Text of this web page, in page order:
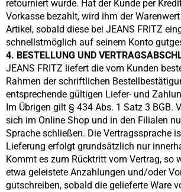
retourniert wurde. Hat der Kunde per
Vorkasse bezahlt, wird ihm der
Artikel, sobald diese bei JEANS FRITZ
schnellstmöglich auf seinem Konto
4. BESTELLUNG UND
JEANS FRITZ liefert die vom Kunden
Rahmen der schriftlichen
entsprechende gültigen Liefer- und
Im Übrigen gilt § 434 Abs. 1 Satz 3 BGB.
sich im Online Shop und in den Filialen
Sprache schließen. Die Vertragssprache
Lieferung erfolgt grundsätzlich nur
Kommt es zum Rücktritt vom Vertrag, so
etwa geleistete Anzahlungen und/oder
gutschreiben, sobald die gelieferte Ware